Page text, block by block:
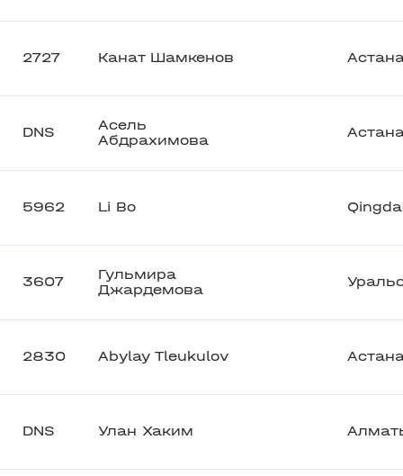
2727 Канат Шамкенов
DNS
Асель
Абдрахимова
5962 Li Bo
3607
Гульмира
Джардемова
2830 Abylay Tleukulov
DNS Улан Хаким